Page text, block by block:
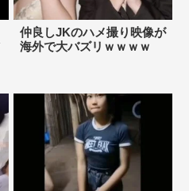
仲良しJKのハメ撮り映像が
海外で大バズリｗｗｗｗ